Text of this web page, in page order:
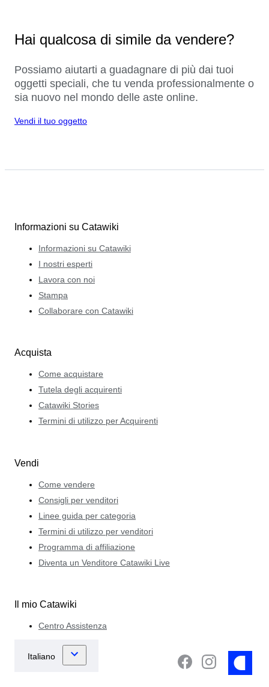
Hai qualcosa di simile da vendere?
Possiamo aiutarti a guadagnare di più dai tuoi
oggetti speciali, che tu venda professionalmente o
sia nuovo nel mondo delle aste online.
Vendi il tuo oggetto
Informazioni su Catawiki
Informazioni su Catawiki
I nostri esperti
Lavora con noi
Stampa
Collaborare con Catawiki
Acquista
Come acquistare
Tutela degli acquirenti
Catawiki Stories
Termini di utilizzo per Acquirenti
Vendi
Come vendere
Consigli per venditori
Linee guida per categoria
Termini di utilizzo per venditori
Programma di affiliazione
Diventa un Venditore Catawiki Live
Il mio Catawiki
Centro Assistenza